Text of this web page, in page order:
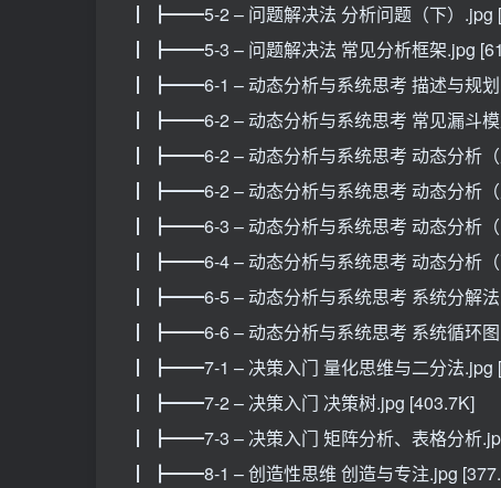
┃ ┣━━5-2 – 问题解决法 分析问题（下）.jpg
┃ ┣━━5-3 – 问题解决法 常见分析框架.jpg
┃ ┣━━6-1 – 动态分析与系统思考 描述与规划
┃ ┣━━6-2 – 动态分析与系统思考 常见漏斗模
┃ ┣━━6-2 – 动态分析与系统思考 动态分析（
┃ ┣━━6-2 – 动态分析与系统思考 动态分析（
┃ ┣━━6-3 – 动态分析与系统思考 动态分析（
┃ ┣━━6-4 – 动态分析与系统思考 动态分析（
┃ ┣━━6-5 – 动态分析与系统思考 系统分解法
┃ ┣━━6-6 – 动态分析与系统思考 系统循环
┃ ┣━━7-1 – 决策入门 量化思维与二分法.jpg
┃ ┣━━7-2 – 决策入门 决策树.jpg [403.7K]
┃ ┣━━7-3 – 决策入门 矩阵分析、表格分析
┃ ┣━━8-1 – 创造性思维 创造与专注.jpg